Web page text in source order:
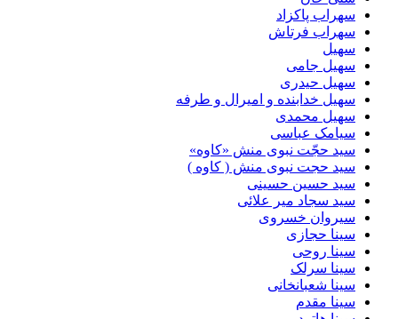
سهراب پاکزاد
سهراب فرتاش
سهیل
سهیل جامی
سهیل حیدری
سهیل خدابنده و امیرال و طرفه
سهیل محمدی
سیامک عباسی
سید حجّت نبوی منش «کاوه»
سید حجت نبوی منش ( کاوه )
سید حسین حسینى
سید سجاد میر علائی
سیروان خسروی
سینا حجازی
سینا روحی
سینا سرلک
سینا شعبانخانی
سینا مقدم